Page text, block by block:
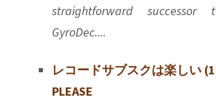
straightforward
GyroDec....
レコードサブスクは楽しい
PLEASE